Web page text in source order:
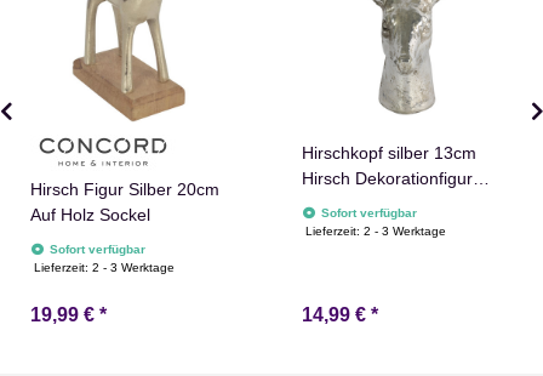
Hirsch Figur Silber 20cm
Auf Holz Sockel
Sofort verfügbar
Lieferzeit:2 - 3 Werktage
19,99 € *
Hirschkopf silber 13cm
Hirsch Dekorationfigur
Weihnachtsdeko
Sofort verfügbar
Lieferzeit:2 - 3 Werktage
14,99 € *